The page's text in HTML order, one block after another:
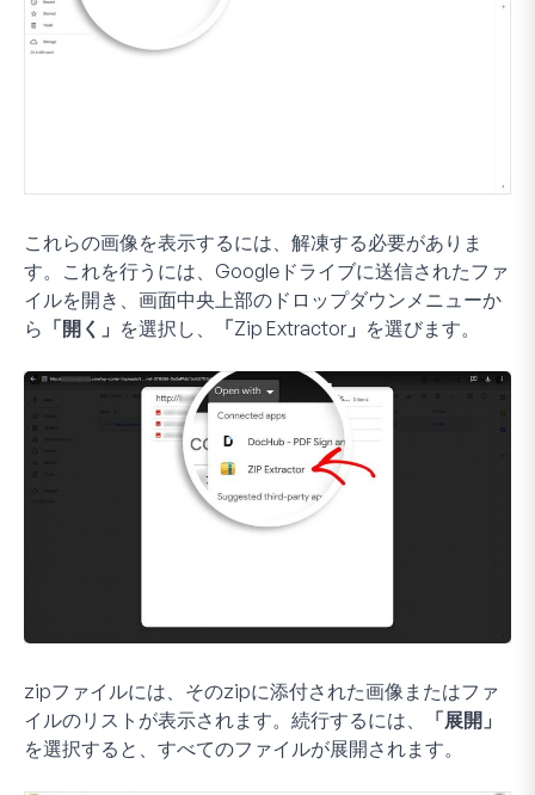
これらの画像を表示するには、解凍する必要がありま
す。これを行うには、Googleドライブに送信されたファ
イルを開き、画面中央上部のドロップダウンメニューか
ら 「開く」 を選択し、 「Zip Extractor」 を選びます。
zipファイルには、そのzipに添付された画像またはファ
イルのリストが表示されます。続行するには、
「展開」
を選択すると、すべてのファイルが展開されます。